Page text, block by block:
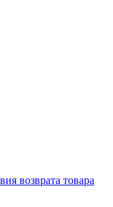
возврата товара